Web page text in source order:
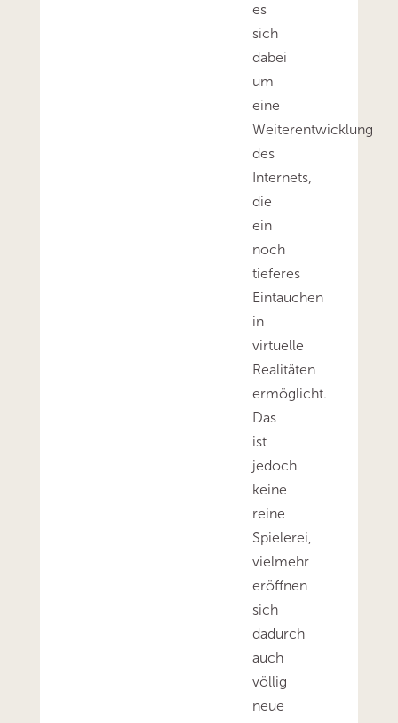
es
sich
dabei
um
eine
Weiterentwicklung
des
Internets,
die
ein
noch
tieferes
Eintauchen
in
virtuelle
Realitäten
ermöglicht.
Das
ist
jedoch
keine
reine
Spielerei,
vielmehr
eröffnen
sich
dadurch
auch
völlig
neue